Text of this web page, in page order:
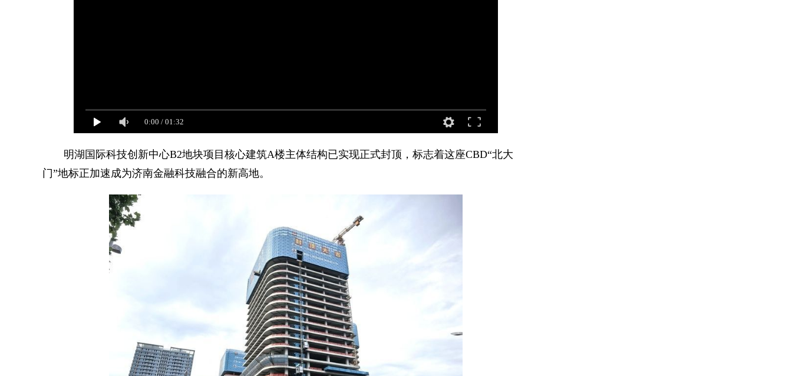
0:00 / 01:32
明湖国际科技创新中心B2地块项目核心建筑A楼主体结构已实现正式封顶，标志着这座CBD“北大
门”地标正加速成为济南金融科技融合的新高地。